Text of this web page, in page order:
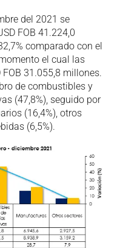
del 2021 se
FOB 41.224,0
comparado con el
el cual las
31.055,8 millones.
de combustibles y
(47,8%), seguido por
(16,4%), otros
(6,5%).